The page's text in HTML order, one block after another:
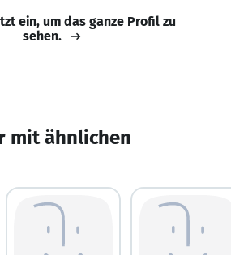
ein, um das ganze Profil zu
sehen.
mit ähnlichen